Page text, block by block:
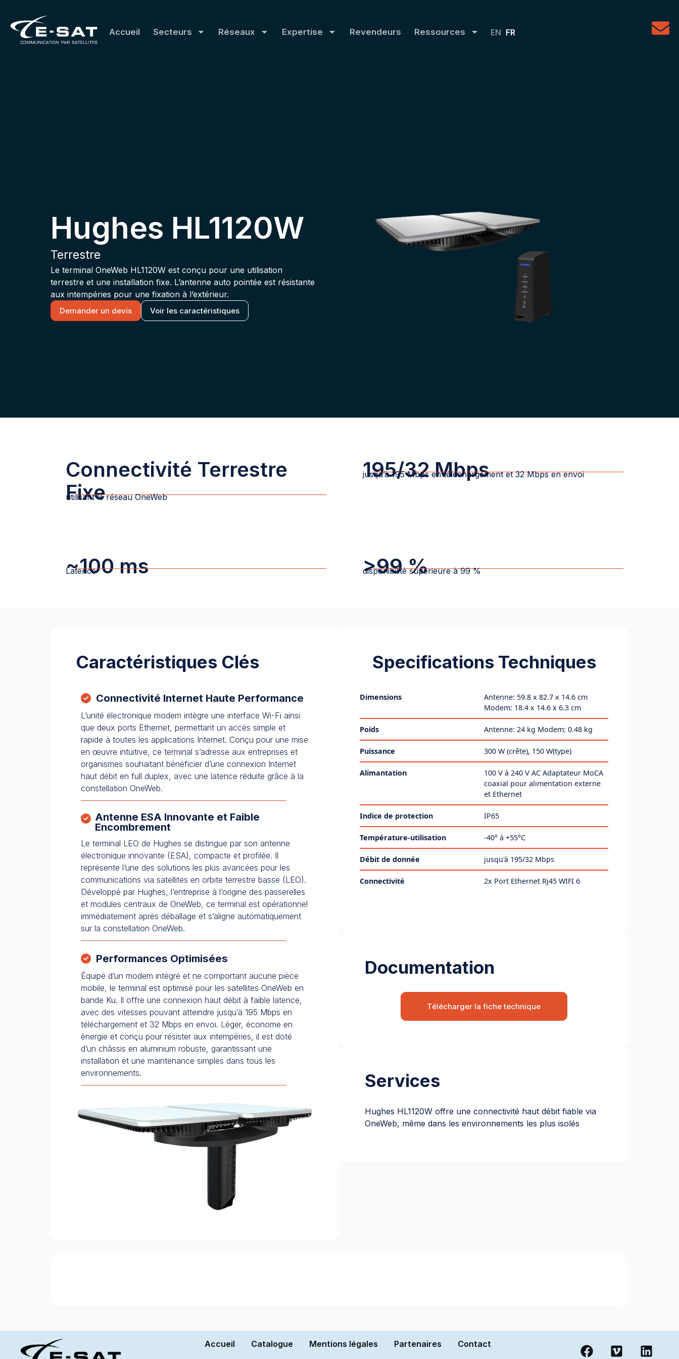
Accueil Secteurs Réseaux Expertise Revendeurs Ressources EN FR
Hughes HL1120W
Terrestre
Le terminal OneWeb HL1120W est conçu pour une utilisation
terrestre et une installation fixe. L’antenne auto pointée est résistante
aux intempéries pour une fixation à l’extérieur.
Demander un devis Voir les caractéristiques
Connectivité Terrestre
Fixe
utilisant le réseau OneWeb
195/32 Mbps
jusqu’à 195 Mbps en téléchargement et 32 Mbps en envoi
~100 ms
Latence >99 %
disponibilité supérieure à 99 %
Caractéristiques Clés
Connectivité Internet Haute Performance
L’unité électronique modem intègre une interface Wi-Fi ainsi
que deux ports Ethernet, permettant un accès simple et
rapide à toutes les applications Internet. Conçu pour une mise
en œuvre intuitive, ce terminal s’adresse aux entreprises et
organismes souhaitant bénéficier d’une connexion Internet
haut débit en full duplex, avec une latence réduite grâce à la
constellation OneWeb.
Antenne ESA Innovante et Faible
Encombrement
Le terminal LEO de Hughes se distingue par son antenne
électronique innovante (ESA), compacte et profilée. Il
représente l’une des solutions les plus avancées pour les
communications via satellites en orbite terrestre basse (LEO).
Développé par Hughes, l’entreprise à l’origine des passerelles
et modules centraux de OneWeb, ce terminal est opérationnel
immédiatement après déballage et s’aligne automatiquement
sur la constellation OneWeb.
Performances Optimisées
Équipé d’un modem intégré et ne comportant aucune pièce
mobile, le terminal est optimisé pour les satellites OneWeb en
bande Ku. Il offre une connexion haut débit à faible latence,
avec des vitesses pouvant atteindre jusqu’à 195 Mbps en
téléchargement et 32 Mbps en envoi. Léger, économe en
énergie et conçu pour résister aux intempéries, il est doté
d’un châssis en aluminium robuste, garantissant une
installation et une maintenance simples dans tous les
environnements.
Specifications Techniques
Dimensions
Antenne: 59.8 x 82.7 x 14.6 cm
Modem: 18.4 x 14.6 x 6.3 cm
Poids Antenne: 24 kg Modem: 0.48 kg
Puissance 300 W (crête), 150 W(type)
Alimantation
100 V à 240 V AC Adaptateur MoCA
coaxial pour alimentation externe
et Ethernet
Indice de protection IP65
Température-utilisation -40° à +55°C
Débit de donnée jusqu'à 195/32 Mbps
Connectivité 2x Port Ethernet Rj45 WIFI 6
Documentation
Télécharger la fiche technique
Services
Hughes HL1120W offre une connectivité haut débit fiable via
OneWeb, même dans les environnements les plus isolés
Accueil Catalogue Mentions légales Partenaires Contact